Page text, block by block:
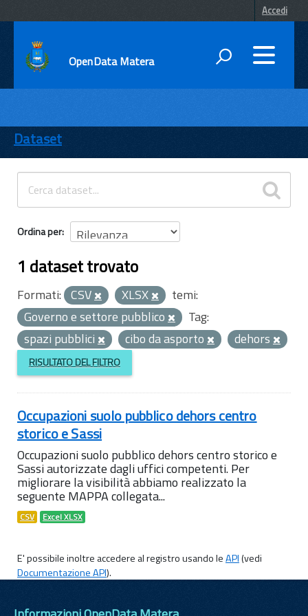
Accedi
OpenData Matera
ENTI
TEMI
INFORMAZIONI
Dataset
Ordina per
1 dataset trovato
Formati: CSV XLSX
temi:
Governo e settore pubblico
Tag:
spazi pubblici
cibo da asporto dehors
RISULTATO DEL FILTRO
Occupazioni suolo pubblico dehors centro
storico e Sassi
Occupazioni suolo pubblico dehors centro storico e
Sassi autorizzate dagli uffici competenti. Per
migliorare la visibilità abbiamo realizzato la
seguente MAPPA collegata...
CSV Excel XLSX
E' possibile inoltre accedere al registro usando leAPI(vedi
Documentazione API).